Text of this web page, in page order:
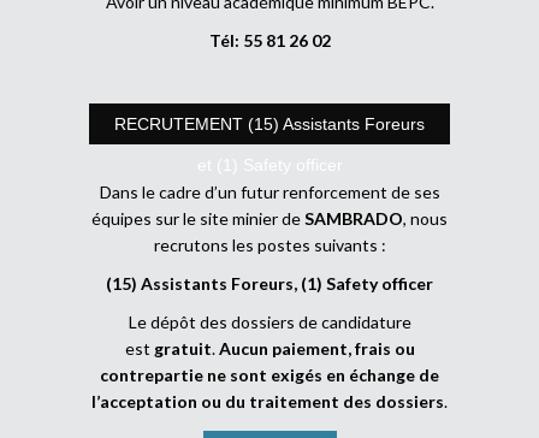
Tél: 55 81 26 02
RECRUTEMENT (15) Assistants Foreurs
et (1) Safety officer
Dans le cadre d’un futur renforcement de ses
équipes sur le site minier deSAMBRADO, nous
recrutons les postes suivants :
(15) Assistants Foreurs, (1) Safety officer
Le dépôt des dossiers de candidature
est gratuit.Aucun paiement, frais ou
contrepartie ne sont exigés en échange de
l’acceptation ou du traitement des dossiers.